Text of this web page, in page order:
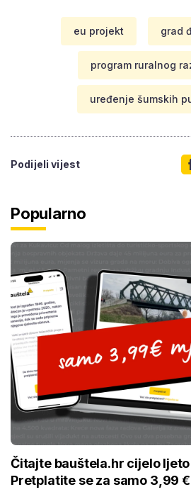
eu projekt grad
program ruralnog
uređenje šumskih
Podijeli vijest
Popularno
Čitajte bauštela.hr cijelo
Pretplatite se za samo 3,99